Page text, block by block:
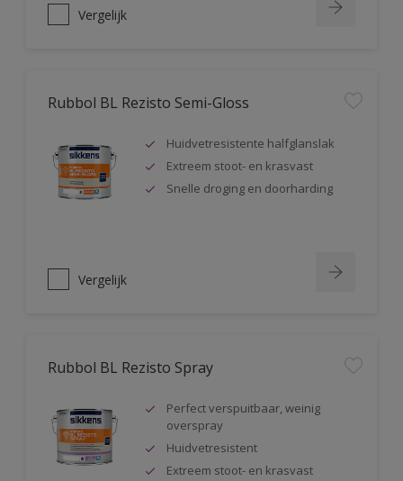
Vergelijk
Rubbol BL Rezisto Semi-Gloss
Huidvetresistente halfglanslak
Extreem stoot- en krasvast
Snelle droging en doorharding
Vergelijk
Rubbol BL Rezisto Spray
Perfect verspuitbaar, weinig
overspray
Huidvetresistent
Extreem stoot- en krasvast